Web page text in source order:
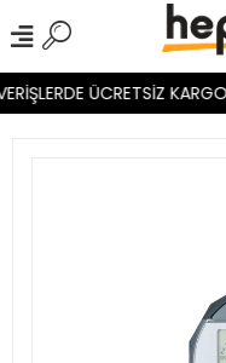
ÜCRETSİZ KARGO!